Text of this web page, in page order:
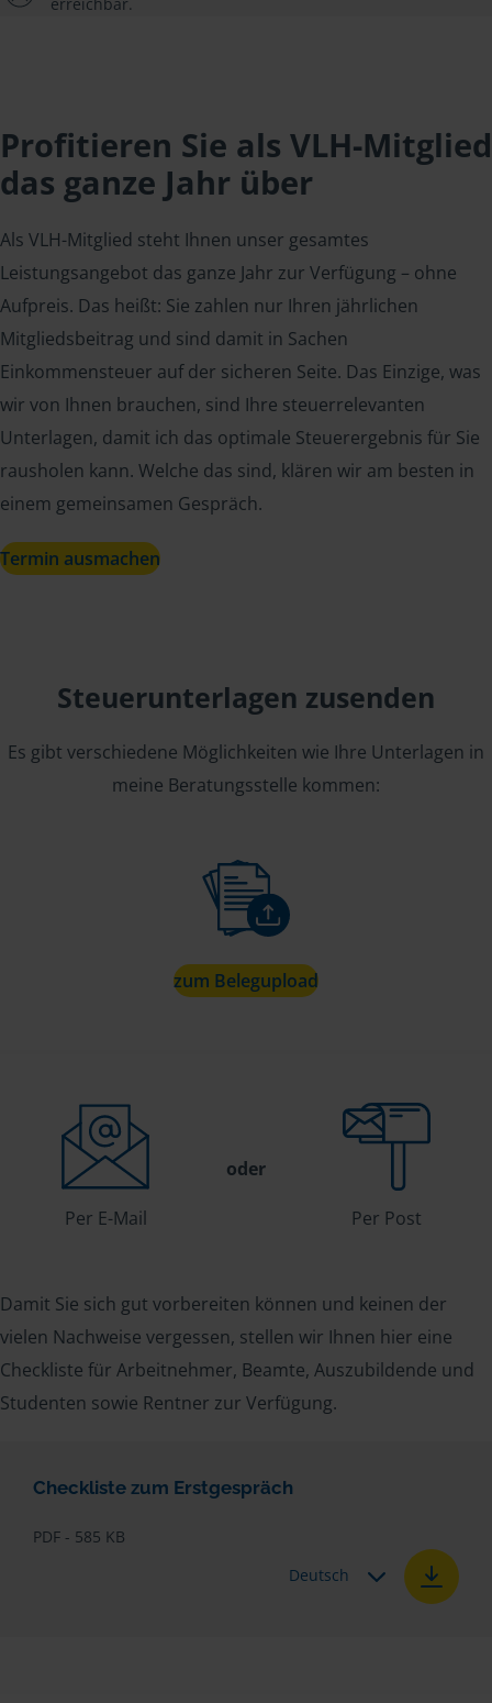
Profitieren Sie als VLH-Mitglied
das ganze Jahr über
Als VLH-Mitglied steht Ihnen unser gesamtes
Leistungsangebot das ganze Jahr zur Verfügung – ohne
Aufpreis. Das heißt: Sie zahlen nur Ihren jährlichen
Mitgliedsbeitrag und sind damit in Sachen
Einkommensteuer auf der sicheren Seite. Das Einzige, was
wir von Ihnen brauchen, sind Ihre steuerrelevanten
Unterlagen, damit ich das optimale Steuerergebnis für Sie
rausholen kann. Welche das sind, klären wir am besten in
einem gemeinsamen Gespräch.
Termin ausmachen
Steuerunterlagen zusenden
Es gibt verschiedene Möglichkeiten wie Ihre Unterlagen in
meine Beratungsstelle kommen:
zum Belegupload
Per E-Mail
oder
Per Post
Damit Sie sich gut vorbereiten können und keinen der
vielen Nachweise vergessen, stellen wir Ihnen hier eine
Checkliste für Arbeitnehmer, Beamte, Auszubildende und
Studenten sowie Rentner zur Verfügung.
Checkliste zum Erstgespräch
PDF - 585 KB
Deutsch